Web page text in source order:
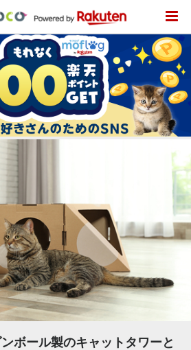
ボール製のキャットタワーと